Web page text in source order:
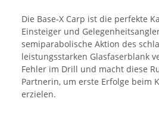
Die Base-X Carp ist die perfekte
Einsteiger und
semiparabolische Aktion des
leistungsstarken Glasfaserblank
Fehler im Drill und macht diese
Partnerin, um erste Erfolge beim
erzielen.